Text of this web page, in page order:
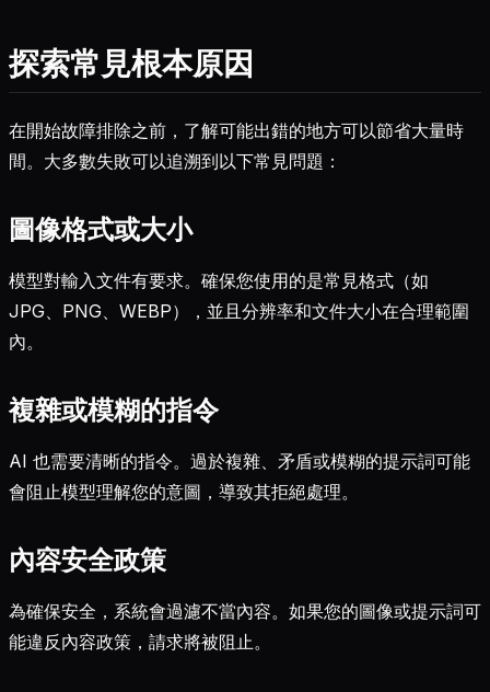
探索常見根本原因
在開始故障排除之前，了解可能出錯的地方可以節省大量時
間。大多數失敗可以追溯到以下常見問題：
圖像格式或大小
模型對輸入文件有要求。確保您使用的是常見格式（如
JPG、PNG、WEBP），並且分辨率和文件大小在合理範圍
內。
複雜或模糊的指令
AI 也需要清晰的指令。過於複雜、矛盾或模糊的提示詞可能
會阻止模型理解您的意圖，導致其拒絕處理。
內容安全政策
為確保安全，系統會過濾不當內容。如果您的圖像或提示詞可
能違反內容政策，請求將被阻止。